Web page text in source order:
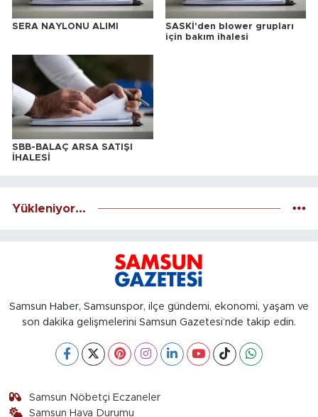
SERA NAYLONU ALIMI
SASKİ'den blower grupları
için bakım ihalesi
SBB-BALAÇ ARSA SATIŞI
İHALESİ
Yükleniyor...
Samsun Haber, Samsunspor, ilçe gündemi, ekonomi, yaşam ve
son dakika gelişmelerini Samsun Gazetesi’nde takip edin.
Samsun Nöbetçi Eczaneler
Samsun Hava Durumu